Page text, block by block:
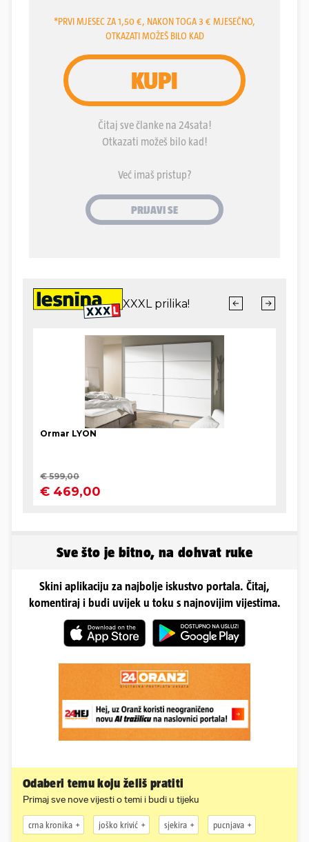
Sve što je bitno, na dohvat ruke
Skini aplikaciju za najbolje iskustvo portala. Čitaj,
komentiraj i budi uvijek u toku s najnovijim vijestima.
Odaberi temu koju želiš pratiti
Primaj sve nove vijesti o temi i budi u tijeku
crna kronika joško krivić sjekira pucnjava